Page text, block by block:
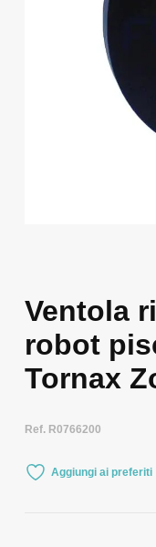
Ventola
robot
Tornax
Ref. R0766200
Aggiungi ai preferiti